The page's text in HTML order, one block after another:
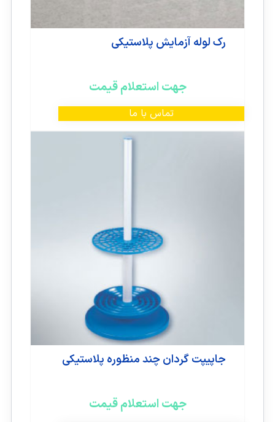
رک لوله آزمایش پلاستیکی
جهت استعلام قیمت
تماس با ما
جاپیپت گردان چند منظوره پلاستیکی
جهت استعلام قیمت